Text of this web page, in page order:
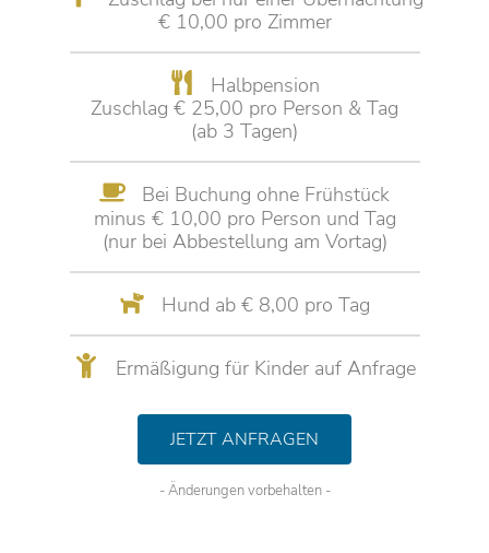
€ 10,00 pro Zimmer
Halbpension
Zuschlag € 25,00 pro Person & Tag
(ab 3 Tagen)
Bei Buchung ohne Frühstück
minus € 10,00 pro Person und Tag
(nur bei Abbestellung am Vortag)
Hund ab € 8,00 pro Tag
Ermäßigung für Kinder auf Anfrage
JETZT ANFRAGEN
- Änderungen vorbehalten -